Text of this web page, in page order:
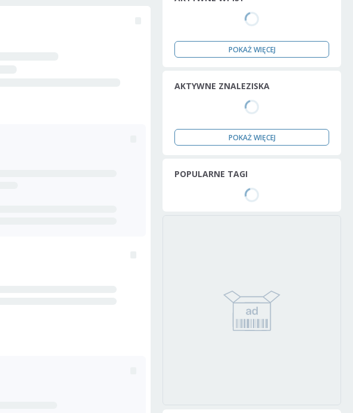
POKAŻ WIĘCEJ
AKTYWNE ZNALEZISKA
POKAŻ WIĘCEJ
POPULARNE TAGI